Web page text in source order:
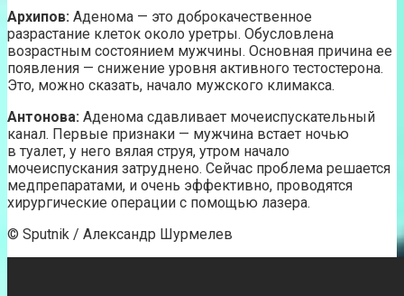
Архипов: Аденома — это доброкачественное
разрастание клеток около уретры. Обусловлена
возрастным состоянием мужчины. Основная причина ее
появления — снижение уровня активного тестостерона.
Это, можно сказать, начало мужского климакса.
Антонова: Аденома сдавливает мочеиспускательный
канал. Первые признаки — мужчина встает ночью
в туалет, у него вялая струя, утром начало
мочеиспускания затруднено. Сейчас проблема решается
медпрепаратами, и очень эффективно, проводятся
хирургические операции с помощью лазера.
© Sputnik / Александр Шурмелев